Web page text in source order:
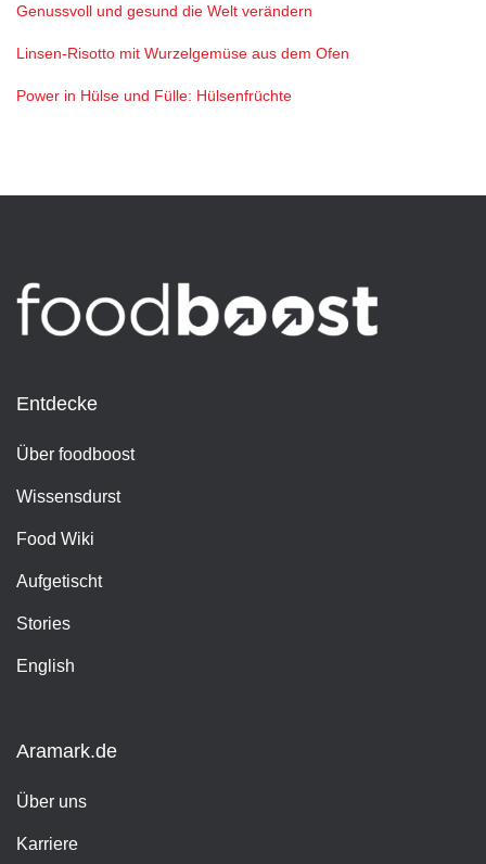
Genussvoll und gesund die Welt verändern
Linsen-Risotto mit Wurzelgemüse aus dem Ofen
Power in Hülse und Fülle: Hülsenfrüchte
Entdecke
Über foodboost
Wissensdurst
Food Wiki
Aufgetischt
Stories
English
Aramark.de
Über uns
Karriere